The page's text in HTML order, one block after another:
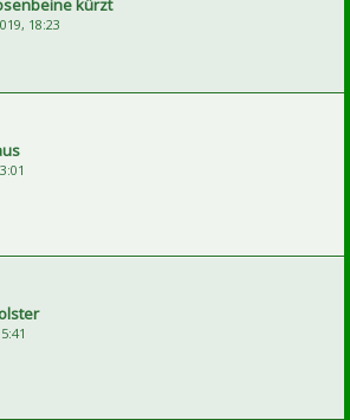
kürzt
18:23